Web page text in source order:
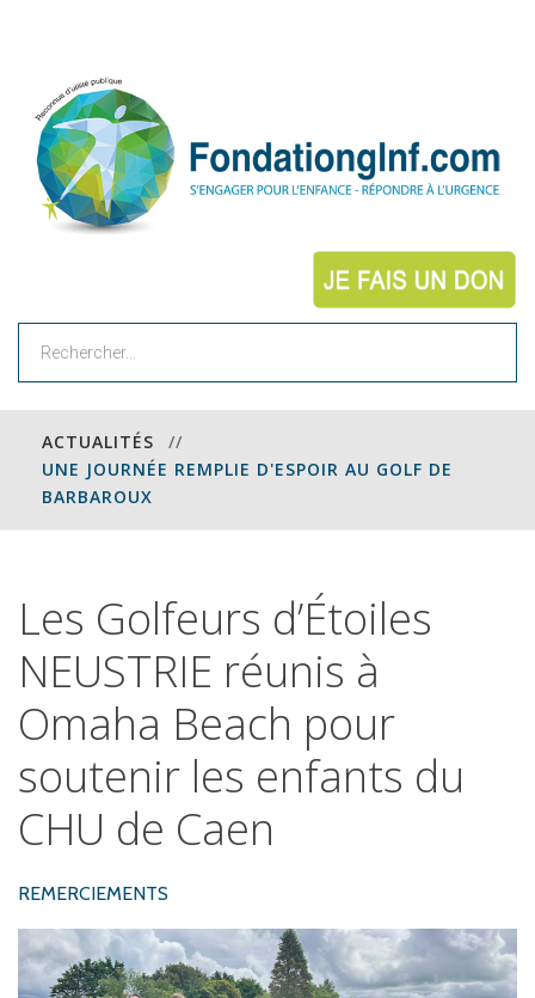
ACTUALITÉS
//
UNE JOURNÉE REMPLIE D'ESPOIR AU GOLF DE
BARBAROUX
Les Golfeurs d’Étoiles
NEUSTRIE réunis à
Omaha Beach pour
soutenir les enfants du
CHU de Caen
REMERCIEMENTS